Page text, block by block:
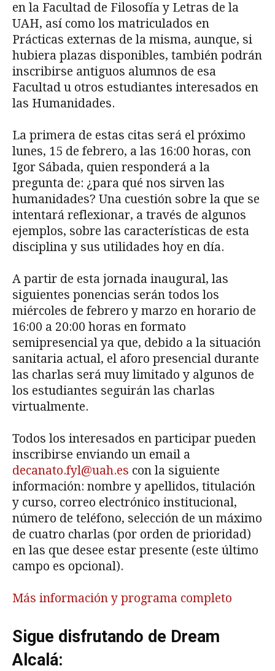
en la Facultad de Filosofía y Letras de la
UAH, así como los matriculados en
Prácticas externas de la misma, aunque, si
hubiera plazas disponibles, también podrán
inscribirse antiguos alumnos de esa
Facultad u otros estudiantes interesados en
las Humanidades.
La primera de estas citas será el próximo
lunes, 15 de febrero, a las 16:00 horas, con
Igor Sábada, quien responderá a la
pregunta de: ¿para qué nos sirven las
humanidades? Una cuestión sobre la que se
intentará reflexionar, a través de algunos
ejemplos, sobre las características de esta
disciplina y sus utilidades hoy en día.
A partir de esta jornada inaugural, las
siguientes ponencias serán todos los
miércoles de febrero y marzo en horario de
16:00 a 20:00 horas en formato
semipresencial ya que, debido a la situación
sanitaria actual, el aforo presencial durante
las charlas será muy limitado y algunos de
los estudiantes seguirán las charlas
virtualmente.
Todos los interesados en participar pueden
inscribirse enviando un email a
decanato.fyl@uah.es con la siguiente
información: nombre y apellidos, titulación
y curso, correo electrónico institucional,
número de teléfono, selección de un máximo
de cuatro charlas (por orden de prioridad)
en las que desee estar presente (este último
campo es opcional).
Más información y programa completo
Sigue disfrutando de Dream
Alcalá: